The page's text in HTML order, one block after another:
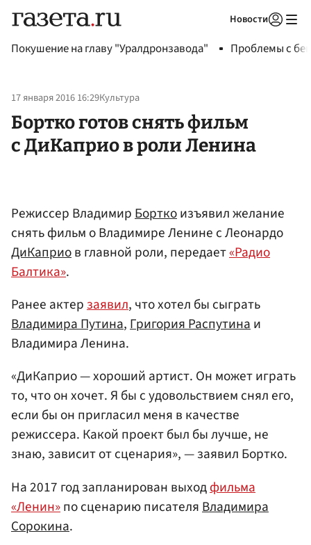
Новости
Покушение на главу "Уралдронзавода" Проблемы с
17 января 2016 16:29Культура
Бортко готов снять фильм
с ДиКаприо в роли Ленина
Режиссер ВладимирБорткоизъявил желание
снять фильм о Владимире Ленине с Леонардо
ДиКаприов главной роли, передает«Радио
Балтика».
Ранее актерзаявил, что хотел бы сыграть
Владимира Путина,Григория Распутинаи
Владимира Ленина.
«ДиКаприо — хороший артист. Он может играть
то, что он хочет. Я бы с удовольствием снял его,
если бы он пригласил меня в качестве
режиссера. Какой проект был бы лучше, не
знаю, зависит от сценария», — заявил Бортко.
На 2017 год запланирован выходфильма
«Ленин»по сценарию писателя Владимира
Сорокина.